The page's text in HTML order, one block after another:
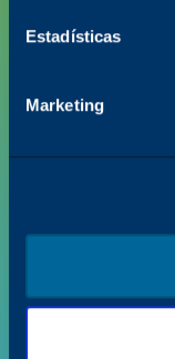
Estadísticas
Marketing